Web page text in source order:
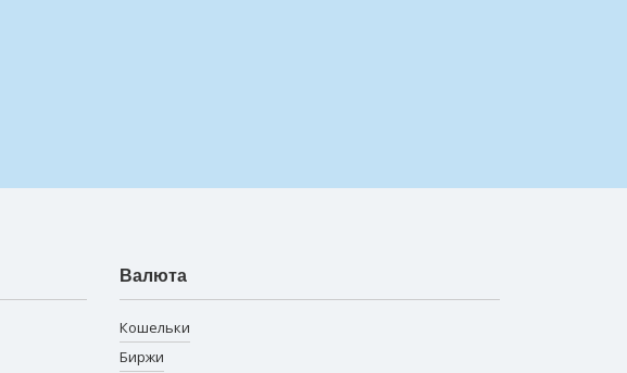
Валюта
Кошельки
Биржи